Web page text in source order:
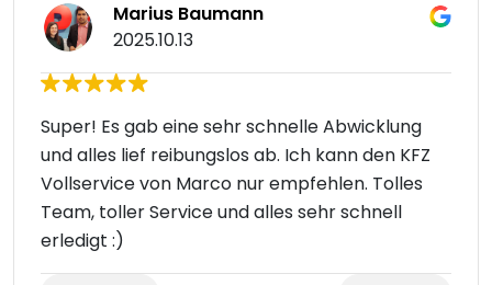
Marius Baumann
2025.10.13
Super! Es gab eine sehr schnelle Abwicklung
und alles lief reibungslos ab. Ich kann den KFZ
Vollservice von Marco nur empfehlen. Tolles
Team, toller Service und alles sehr schnell
erledigt :)